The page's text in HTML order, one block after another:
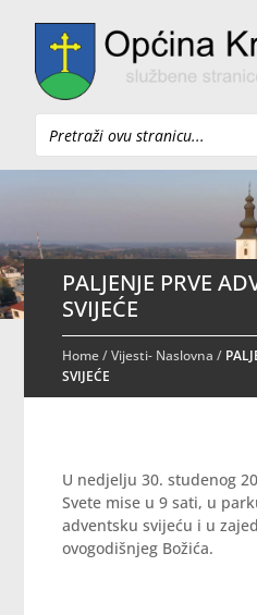
Pretraži
PALJENJE PRVE
SVIJEĆE
Home/Vijesti- Naslovna /
SVIJEĆE
U nedjelju 30. studenog
Svete mise u 9 sati, u
adventsku svijeću i u
ovogodišnjeg Božića.